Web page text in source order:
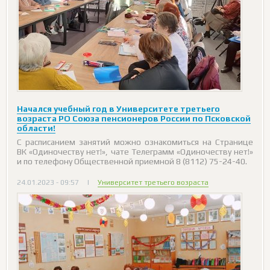
Начался учебный год в Университете третьего
возраста РО Союза пенсионеров России по Псковской
области!
С расписанием занятий можно ознакомиться на Странице
ВК «Одиночеству нет!», чате Телеграмм «Одиночеству нет!»
и по телефону Общественной приемной 8 (8112) 75-24-40.
24.01.2023 - 09:57 | Университет третьего возраста